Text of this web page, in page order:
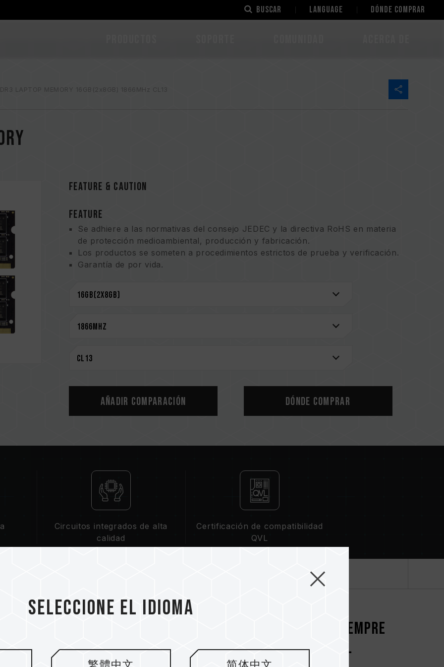
Buscar LANGUAGE Dónde comprar
LAPTOP MEMORY 16GB(2x8GB) 1866MHz CL13
FEATURE & CAUTION
FEATURE
Se adhiere a las normativas del consejo JEDEC y la directiva RoHS en materia
de protección medioambiental, producción y fabricación.
Los productos se someten a procedimientos estrictos de prueba y verificación.
Garantía de por vida.
Añadir comparación Dónde comprar
Circuitos integrados de alta
calidad
Certificación de compatibilidad
QVL
La promoción de nuevos productos siempre
está alineada con las tendencias del
Seleccione el idioma